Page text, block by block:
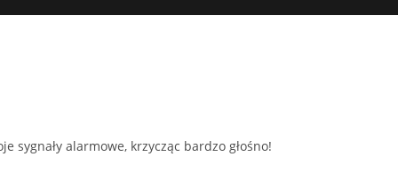
sygnały alarmowe, krzycząc bardzo głośno!